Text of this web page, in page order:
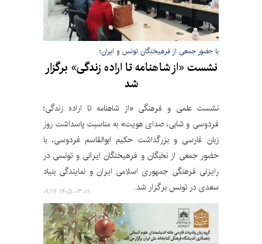
با حضور جمعی از فرهیختگان تونس و ایران؛
نشست «از شاهنامه تا اراده زندگی» برگزار
شد
نشست علمی و فرهنگی «از شاهنامه تا اراده زندگی؛
فردوسی و شابی، صدای هویت» به مناسبت پاسداشت روز
زبان فارسی و بزرگداشت حکیم ابوالقاسم فردوسی، با
حضور جمعی از نخبگان و فرهیختگان ایرانی و تونسی در
رایزنی فرهنگی جمهوری اسلامی ایران و نمایندگی بنیاد
سعدی در تونس برگزار شد.
۱۴۰۵-۰۳-۱۱ ۰۹:۱۷